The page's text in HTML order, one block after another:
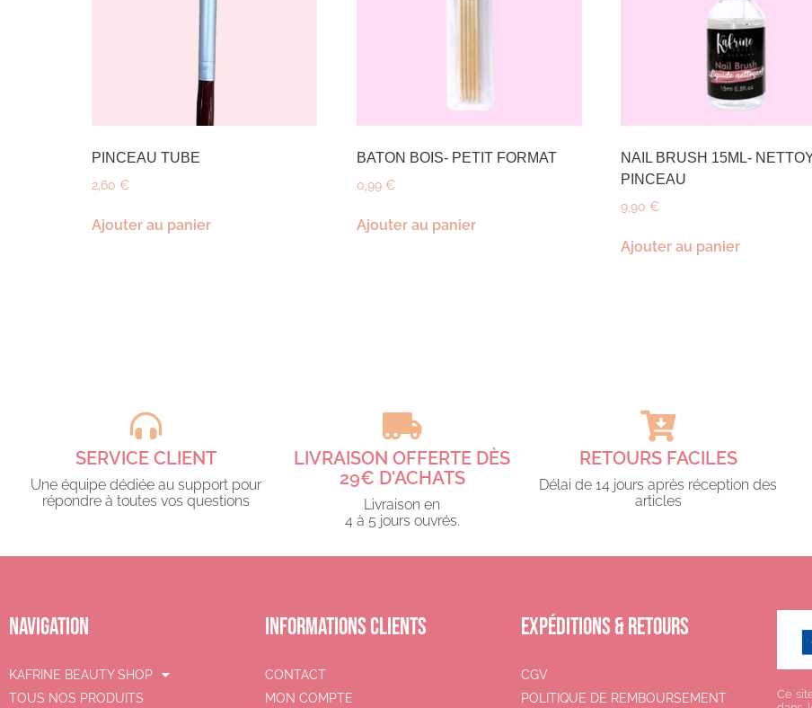
PINCEAU TUBE
2,60 €
Ajouter au panier
BATON BOIS- PETIT FORMAT
0,99 €
Ajouter au panier
NAIL BRUSH 15ML-
PINCEAU
9,90€
Ajouter au panier
SERVICE CLIENT
Une équipe dédiée au support pour
répondre à toutes vos questions​
LIVRAISON OFFERTE DÈS
29€ D'ACHATS​
Livraison en
4 à 5 jours ouvrés.​
RETOURS FACILES
Délai de 14 jours après réception des
articles
NAVIGATION
KAFRINE BEAUTY SHOP
TOUS NOS PRODUITS
INFORMATIONS CLIENTS
CONTACT
MON COMPTE
EXPÉDITIONS & RETOURS
CGV
POLITIQUE DE REMBOURSEMENT
Ce